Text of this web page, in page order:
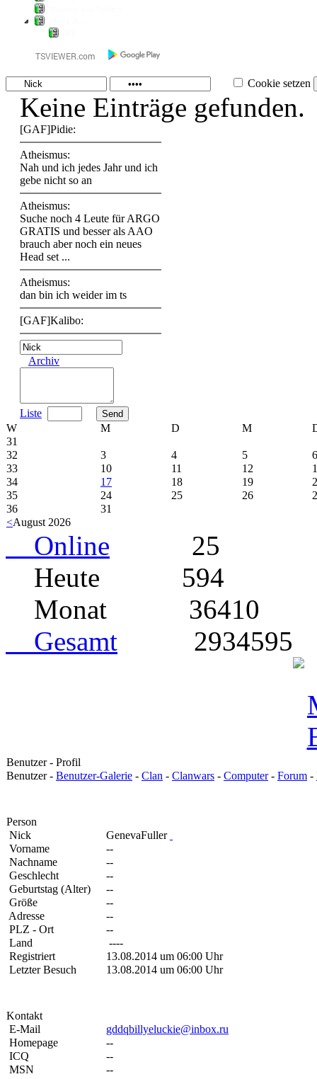
Cookie setzen
Keine Einträge gefunden.
[GAF]Pidie:
Atheismus:
Nah und ich jedes Jahr und ich
gebe nicht so an
Atheismus:
Suche noch 4 Leute für ARGO
GRATIS und besser als AAO
brauch aber noch ein neues
Head set ...
Atheismus:
dan bin ich weider im ts
[GAF]Kalibo:
Archiv
Liste
W
M D M
31
32
3 4 5
6
33
10 11 12
34
17 18 19
35
24 25 26
36
31
<August 2026
Online
25
Heute
594
Monat
36410
Gesamt
2934595
Benutzer - Profil
Benutzer - Benutzer-Galerie - Clan - Clanwars - Computer- Forum -
Person
Nick
GenevaFuller
Vorname
--
Nachname
--
Geschlecht
--
Geburtstag (Alter)
--
Größe
--
Adresse
--
PLZ - Ort
--
Land
----
Registriert
13.08.2014 um 06:00 Uhr
Letzter Besuch
13.08.2014 um 06:00 Uhr
Kontakt
E-Mail
gddqbillyeluckie@inbox.ru
Homepage
--
ICQ
--
MSN
--